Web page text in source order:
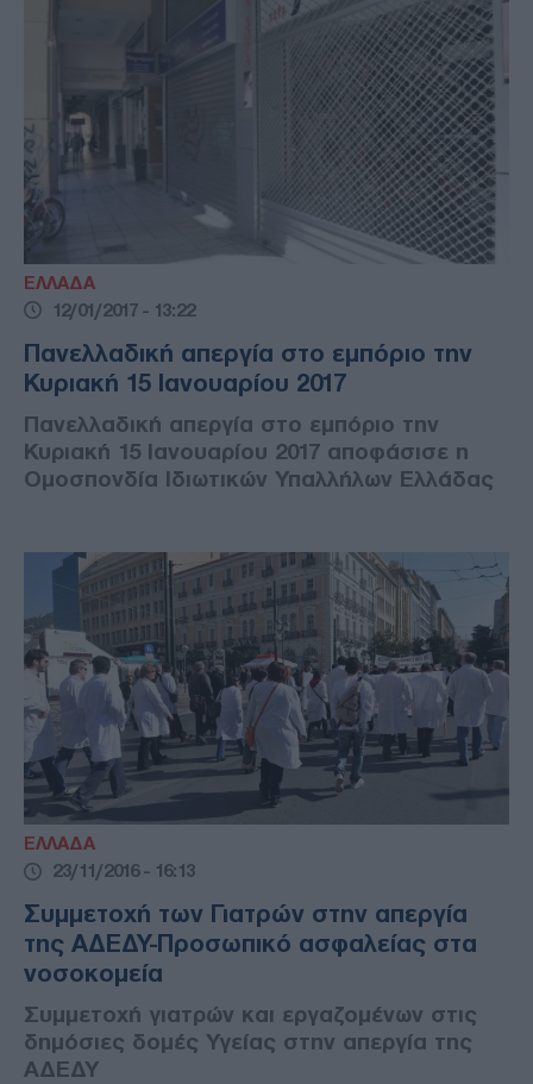
ΕΛΛΑΔΑ
12/01/2017 - 13:22
Πανελλαδική απεργία στο εμπόριο την
Κυριακή 15 Ιανουαρίου 2017
Πανελλαδική απεργία στο εμπόριο την
Κυριακή 15 Ιανουαρίου 2017 αποφάσισε η
Ομοσπονδία Ιδιωτικών Υπαλλήλων Ελλάδας
ΕΛΛΑΔΑ
23/11/2016 - 16:13
Συμμετοχή των Γιατρών στην απεργία
της ΑΔΕΔΥ-Προσωπικό ασφαλείας στα
νοσοκομεία
Συμμετοχή γιατρών και εργαζομένων στις
δημόσιες δομές Υγείας στην απεργία της
ΑΔΕΔΥ